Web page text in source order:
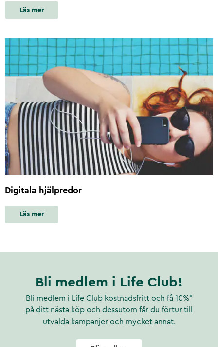
Läs mer
Digitala hjälpredor
Läs mer
Bli medlem i Life Club!
Bli medlem i Life Club kostnadsfritt och få 10%*
på ditt nästa köp och dessutom får du förtur till
utvalda kampanjer och mycket annat.